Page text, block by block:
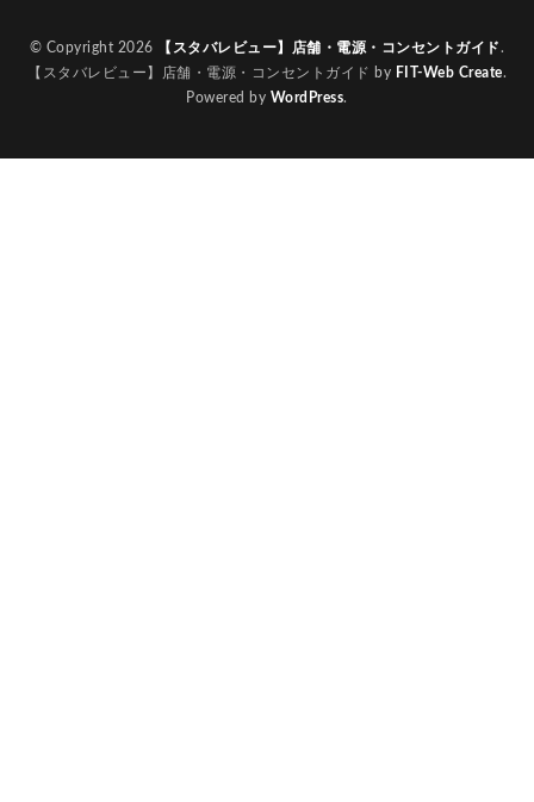
© Copyright 2026 【スタバレビュー】店舗・電源・コンセントガイド.
【スタバレビュー】店舗・電源・コンセントガイド by FIT-Web Create.
Powered by WordPress.